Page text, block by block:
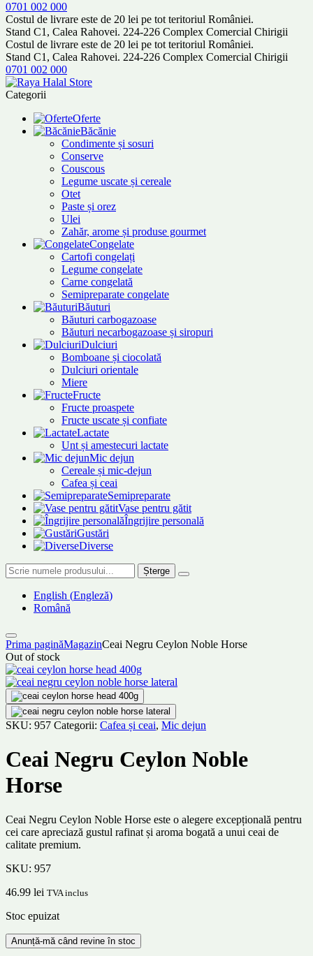
0701 002 000
Costul de livrare este de 20 lei pe tot teritoriul României.
Stand C1, Calea Rahovei. 224-226 Complex Comercial Chirigii
Costul de livrare este de 20 lei pe tot teritoriul României.
Stand C1, Calea Rahovei. 224-226 Complex Comercial Chirigii
0701 002 000
Categorii
Oferte
Băcănie
Condimente și sosuri
Conserve
Couscous
Legume uscate și cereale
Otet
Paste și orez
Ulei
Zahăr, arome și produse gourmet
Congelate
Cartofi congelați
Legume congelate
Carne congelată
Semipreparate congelate
Băuturi
Băuturi carbogazoase
Băuturi necarbogazoase și siropuri
Dulciuri
Bomboane și ciocolată
Dulciuri orientale
Miere
Fructe
Fructe proaspete
Fructe uscate și confiate
Lactate
Unt și amestecuri lactate
Mic dejun
Cereale și mic-dejun
Cafea și ceai
Semipreparate
Vase pentru gătit
Îngrijire personală
Gustări
Diverse
Șterge
English (Engleză)
Română
Prima paginăMagazinCeai Negru Ceylon Noble Horse
Out of stock
SKU: 957 Categorii: Cafea și ceai, Mic dejun
Ceai Negru Ceylon Noble
Horse
Ceai Negru Ceylon Noble Horse este o alegere excepțională pentru
cei care apreciază gustul rafinat și aroma bogată a unui ceai de
calitate premium.
SKU: 957
46.99 lei TVA inclus
Stoc epuizat